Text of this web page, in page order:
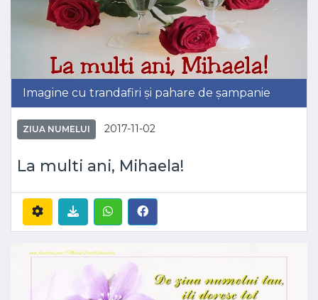
Imagine cu trandafiri și pahare de șampanie
ZIUA NUMELUI 2017-11-02
La multi ani, Mihaela!